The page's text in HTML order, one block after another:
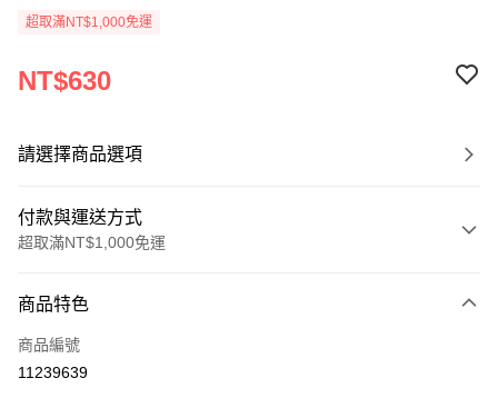
超取滿NT$1,000免運
NT$630
請選擇商品選項
付款與運送方式
超取滿NT$1,000免運
信用卡一次付款
超商取貨付款
商品特色
商品編號
11239639